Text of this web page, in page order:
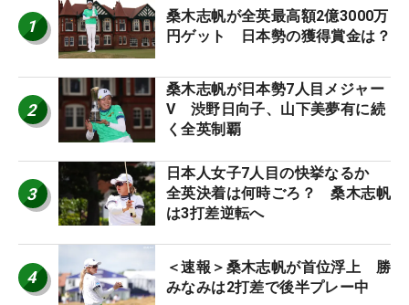
1
桑木志帆が全英最高額2億3000万
円ゲット 日本勢の獲得賞金は？
2
桑木志帆が日本勢7人目メジャー
V 渋野日向子、山下美夢有に続
く全英制覇
3
日本人女子7人目の快挙なるか
全英決着は何時ごろ？ 桑木志帆
は3打差逆転へ
4
＜速報＞桑木志帆が首位浮上 勝
みなみは2打差で後半プレー中